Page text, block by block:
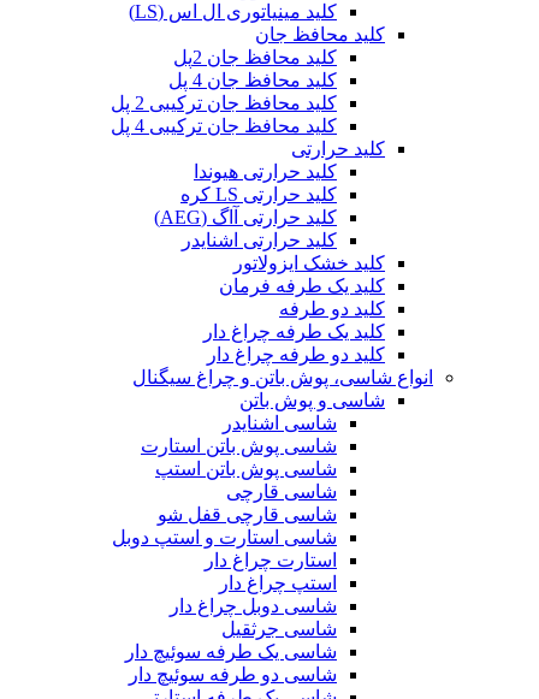
کلید مینیاتوری ال اس (LS)
کلید محافظ جان
کلید محافظ جان 2پل
کلید محافظ جان 4 پل
کلید محافظ جان ترکیبی 2 پل
کلید محافظ جان ترکیبی 4 پل
کلید حرارتی
کلید حرارتی هیوندا
کلید حرارتی LS کره
کلید حرارتی آاگ (AEG)
کلید حرارتی اشنایدر
کلید خشک ایزولاتور
کلید یک طرفه فرمان
کلید دو طرفه
کلید یک طرفه چراغ دار
کلید دو طرفه چراغ دار
انواع شاسی، پوش باتن و چراغ سیگنال
شاسی و پوش باتن
شاسی اشنایدر
شاسی پوش باتن استارت
شاسی پوش باتن استپ
شاسی قارچی
شاسی قارچی قفل شو
شاسی استارت و استپ دوبل
استارت چراغ دار
استپ چراغ دار
شاسی دوبل چراغ دار
شاسی جرثقیل
شاسی یک طرفه سوئیچ دار
شاسی دو طرفه سوئیچ دار